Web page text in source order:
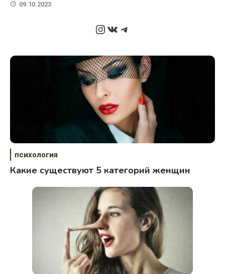
09.10.2023
Instagram
ВКонтакте
Telegram
психология
Какие существуют 5 категорий женщин